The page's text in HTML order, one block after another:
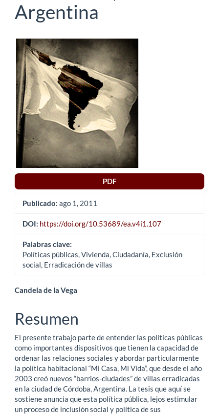
Argentina
Barra
lateral
del
artículo
PDF
Publicado: ago 1, 2011
DOI: https://doi.org/10.53689/ea.v4i1.107
Palabras clave:
Políticas públicas, Vivienda, Ciudadanía, Exclusión
social, Erradicación de villas
Contenido
principal
del
artículo
Candela de la Vega
Resumen
El presente trabajo parte de entender las políticas públicas
como importantes dispositivos que tienen la capacidad de
ordenar las relaciones sociales y abordar particularmente
la política habitacional “Mi Casa, Mi Vida”, que desde el año
2003 creó nuevos “barrios-ciudades” de villas erradicadas
en la ciudad de Córdoba, Argentina. La tesis que aquí se
sostiene anuncia que esta política pública, lejos estimular
un proceso de inclusión social y política de sus